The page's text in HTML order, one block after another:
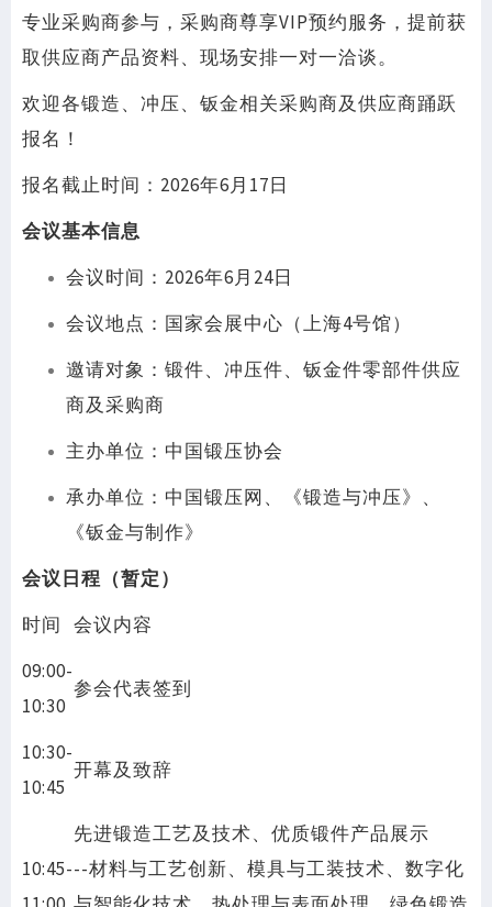
专业采购商参与，采购商尊享VIP预约服务，提前获
取供应商产品资料、现场安排一对一洽谈。
欢迎各锻造、冲压、钣金相关采购商及供应商踊跃
报名！
报名截止时间：2026年6月17日
会议基本信息
会议时间：2026年6月24日
会议地点：国家会展中心（上海4号馆）
邀请对象：锻件、冲压件、钣金件零部件供应
商及采购商
主办单位：中国锻压协会
承办单位：中国锻压网、《锻造与冲压》、
《钣金与制作》
会议日程（暂定）
时间 会议内容
09:00-
10:30
参会代表签到
10:30-
10:45
开幕及致辞
10:45-
先进锻造工艺及技术、优质锻件产品展示
--材料与工艺创新、模具与工装技术、数字化